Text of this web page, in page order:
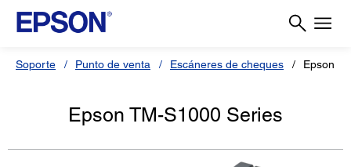
Soporte Punto de venta Escáneres de cheques Epson
Epson TM-S1000 Series